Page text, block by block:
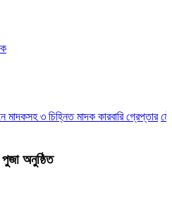
৩ চিহ্নিত মাদক কারবারি গ্রেপ্তার
অনুষ্ঠিত